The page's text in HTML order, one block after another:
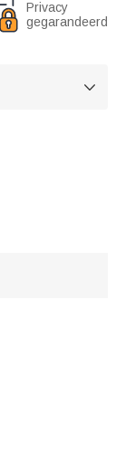
Privacy
gegarandeerd
